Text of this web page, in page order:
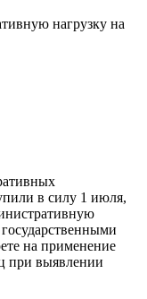
в силу 1 июля,
на применение
при выявлении